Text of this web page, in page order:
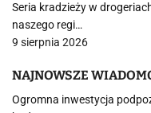
Seria kradzieży w
naszego regi…
9 sierpnia 2026
NAJNOWSZE
Ogromna inwestycja